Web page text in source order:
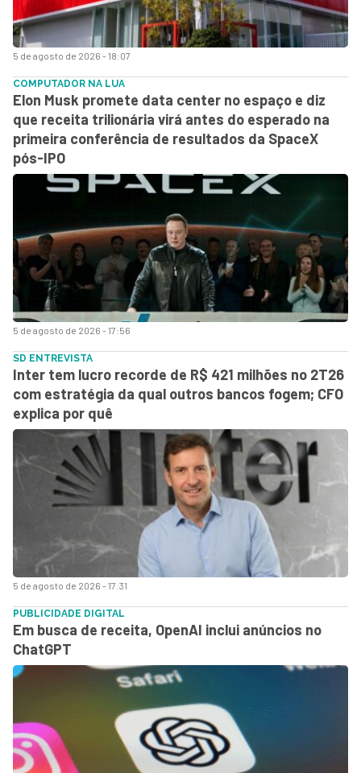
5 de agosto de 2026 - 18:07
5 de agosto de 2026 - 17:56
COMPUTADOR NA LUA
Elon Musk promete data center no espaço e diz
que receita trilionária virá antes do esperado na
primeira conferência de resultados da SpaceX
pós-IPO
5 de agosto de 2026 - 17:31
SD ENTREVISTA
Inter tem lucro recorde de R$ 421 milhões no 2T26
com estratégia da qual outros bancos fogem; CFO
explica por quê
PUBLICIDADE DIGITAL
Em busca de receita, OpenAI inclui anúncios no
ChatGPT